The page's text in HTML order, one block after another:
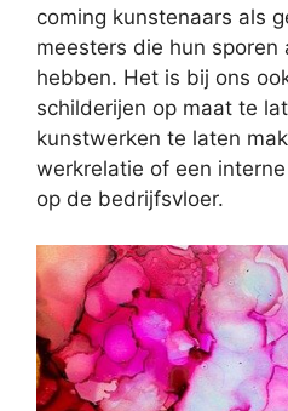
coming kunstenaars als
meesters die hun sporen
hebben. Het is bij ons
schilderijen op maat te
kunstwerken te laten
werkrelatie of een
op de bedrijfsvloer.